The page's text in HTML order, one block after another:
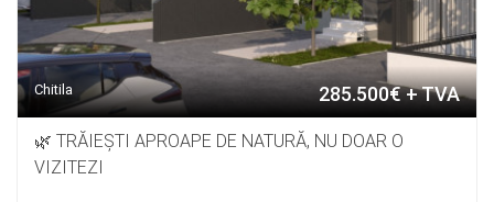
Chitila 285.500€ + TVA
🌿 TRĂIEȘTI APROAPE DE NATURĂ, NU DOAR O
VIZITEZI